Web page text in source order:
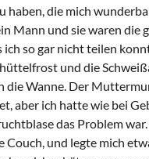
haben, die mich
Mann und sie waren die
ich so gar nicht teilen
und die
die Wanne. Der
aber ich hatte wie bei
das Problem
Couch, und legte mich